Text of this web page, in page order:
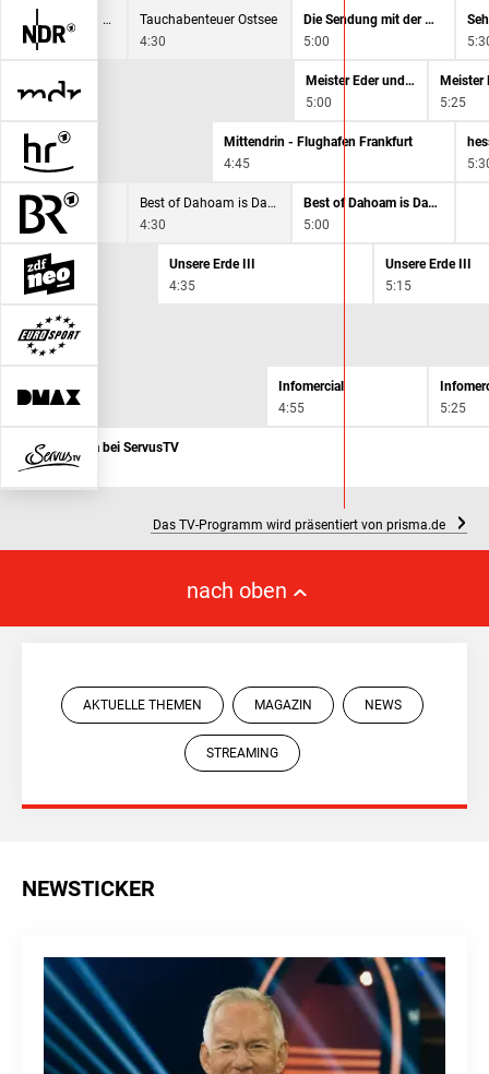
NaturNah: Eine Frau kämpft gegen Plastik im Meer
Tauchabenteuer Ostsee
4:30
Die Sendung mit der Maus
5:00
Meister Eder und sein Pumuckl
5:00
5:25
Mittendrin - Flughafen Frankfurt
4:45
Best of Dahoam is Dahoam!
4:30
Best of Dahoam is Dahoam!
5:00
Unsere Erde III
4:35
Unsere Erde III
5:15
Infomercial
4:55
5:25
Wetterpanorama bei ServusTV
Das TV-Programm wird präsentiert von prisma.de
nach oben
AKTUELLE THEMEN MAGAZIN NEWS
STREAMING
NEWSTICKER